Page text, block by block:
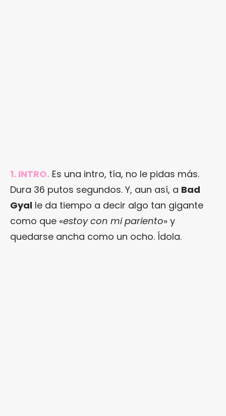
1. INTRO. Es una intro, tía, no le pidas más.
Dura 36 putos segundos. Y, aun así, a Bad
Gyal le da tiempo a decir algo tan gigante
como que «estoy con mi pariento» y
quedarse ancha como un ocho. Ídola.